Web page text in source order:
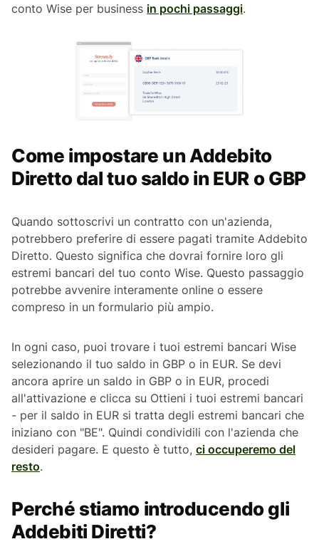
conto Wise per business in pochi passaggi.
Come impostare un Addebito
Diretto dal tuo saldo in EUR o GBP
Quando sottoscrivi un contratto con un'azienda,
potrebbero preferire di essere pagati tramite Addebito
Diretto. Questo significa che dovrai fornire loro gli
estremi bancari del tuo conto Wise. Questo passaggio
potrebbe avvenire interamente online o essere
compreso in un formulario più ampio.
In ogni caso, puoi trovare i tuoi estremi bancari Wise
selezionando il tuo saldo in GBP o in EUR. Se devi
ancora aprire un saldo in GBP o in EUR, procedi
all'attivazione e clicca su Ottieni i tuoi estremi bancari
- per il saldo in EUR si tratta degli estremi bancari che
iniziano con "BE". Quindi condividili con l'azienda che
desideri pagare. E questo è tutto, ci occuperemo del
resto.
Perché stiamo introducendo gli
Addebiti Diretti?